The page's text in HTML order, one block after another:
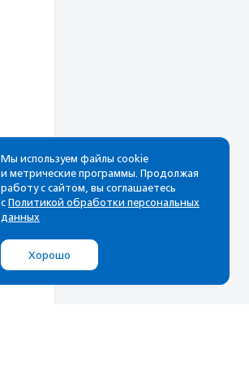
Рассылка
Cамые свежие новости,
почтовом ящике
Мы используем файлы cookie
и метрические программы. Продолжая
работу с сайтом, вы соглашаетесь
с Политикой обработки персональных
данных
Хорошо